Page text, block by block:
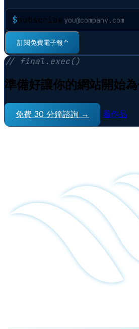
$subscribe
訂閱免費電子報⠋
// final.exec()
準備好讓你的網站開始
免費 30 分鐘諮詢 → 看作品